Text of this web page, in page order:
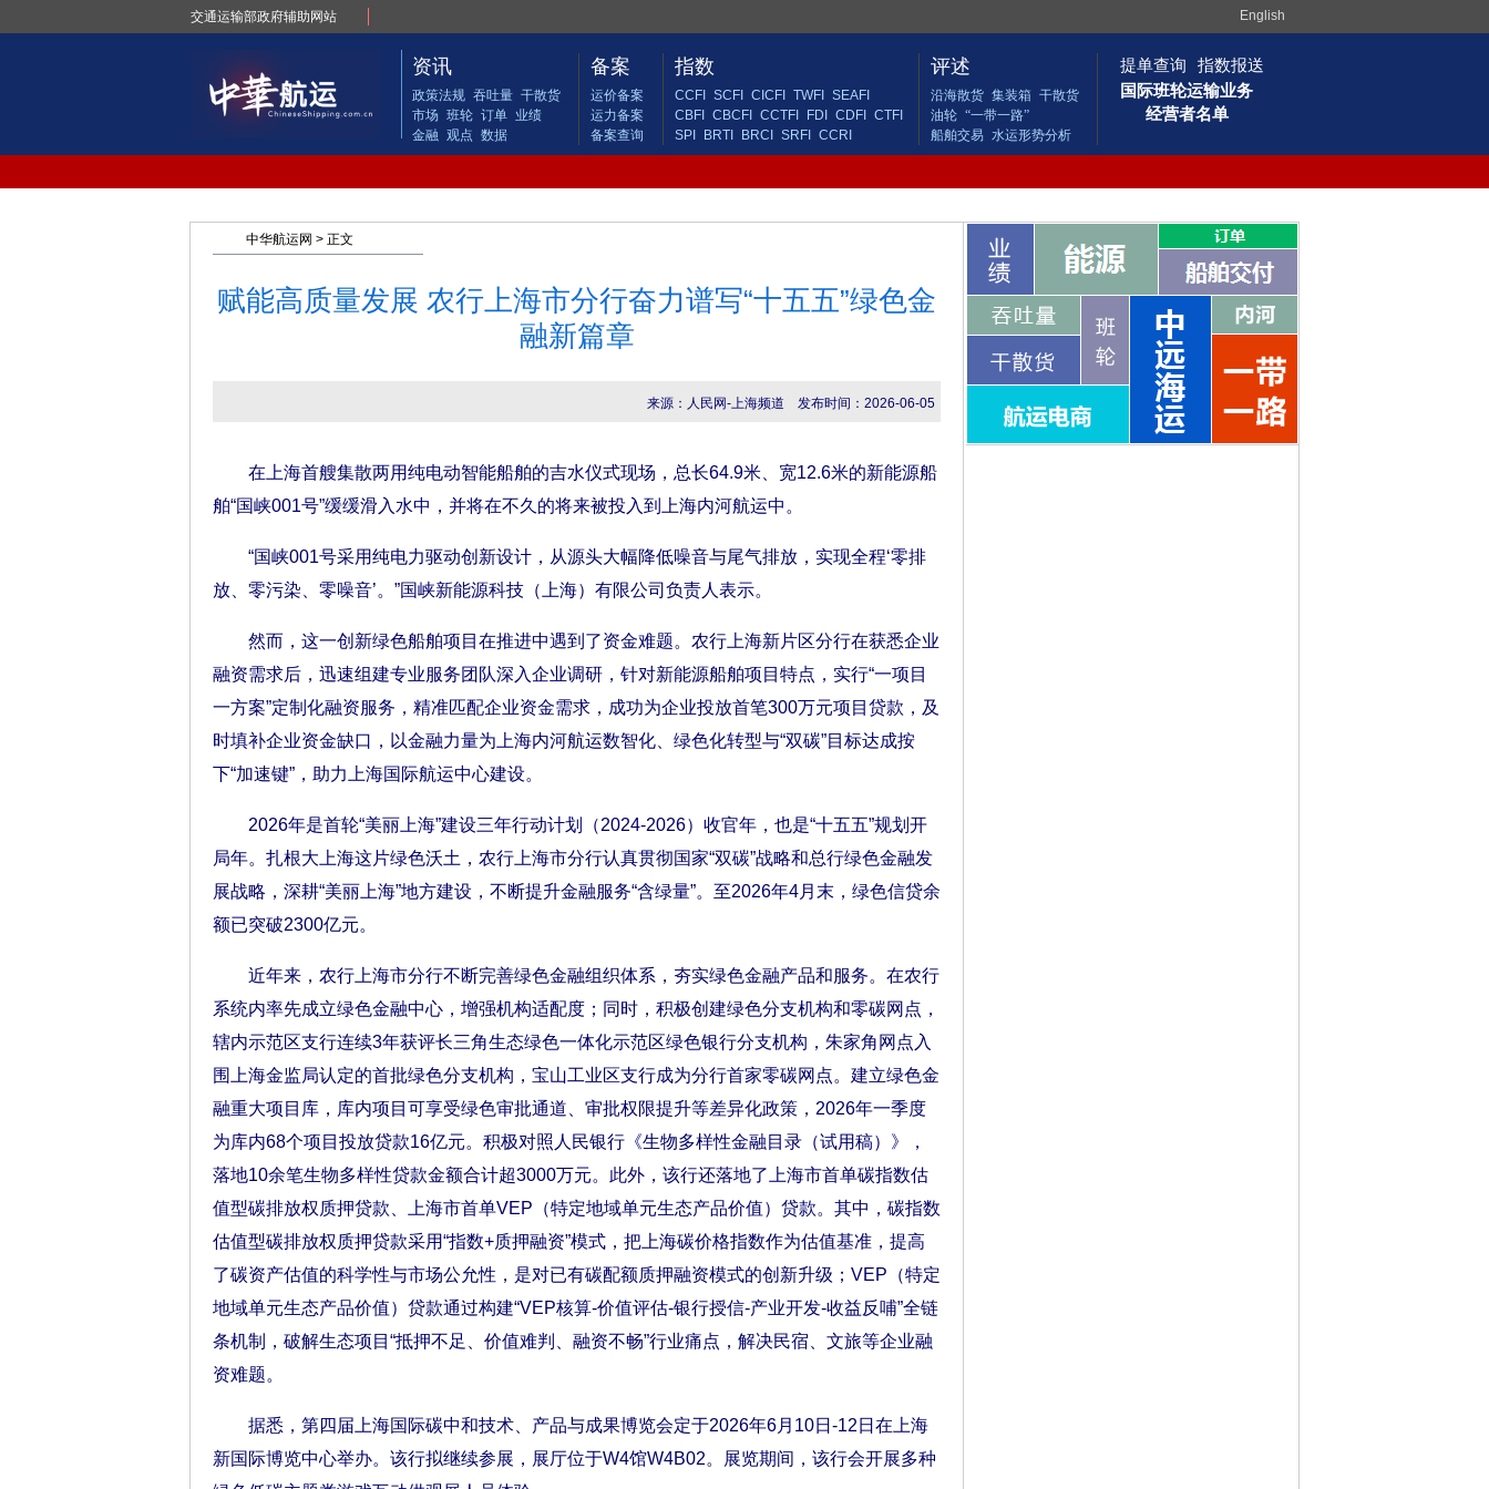
交通运输部政府辅助网站 English
资讯
政策法规 吞吐量 干散货
市场 班轮 订单 业绩
金融 观点 数据
备案
运价备案
运力备案
备案查询
指数
CCFI SCFI CICFI TWFI
SEAFI
CBFI
CBCFI CCTFI FDI CDFI
CTFI
SPI
BRTI BRCI SRFI CCRI
评述
沿海散货 集装箱 干散货
油轮 “一带一路”
船舶交易 水运形势分析
提单查询
指数报送
国际班轮运输业务
经营者名单
中华航运网 > 正文
赋能高质量发展 农行上海市分行奋力谱写“十五五”绿色金
融新篇章
来源：人民网-上海频道 发布时间：2026-06-05
在上海首艘集散两用纯电动智能船舶的吉水仪式现场，总长64.9米、宽12.6米的新能源船
舶“国峡001号”缓缓滑入水中，并将在不久的将来被投入到上海内河航运中。
“国峡001号采用纯电力驱动创新设计，从源头大幅降低噪音与尾气排放，实现全程‘零排
放、零污染、零噪音’。”国峡新能源科技（上海）有限公司负责人表示。
然而，这一创新绿色船舶项目在推进中遇到了资金难题。农行上海新片区分行在获悉企业
融资需求后，迅速组建专业服务团队深入企业调研，针对新能源船舶项目特点，实行“一项目
一方案”定制化融资服务，精准匹配企业资金需求，成功为企业投放首笔300万元项目贷款，及
时填补企业资金缺口，以金融力量为上海内河航运数智化、绿色化转型与“双碳”目标达成按
下“加速键”，助力上海国际航运中心建设。
2026年是首轮“美丽上海”建设三年行动计划（2024-2026）收官年，也是“十五五”规划开
局年。扎根大上海这片绿色沃土，农行上海市分行认真贯彻国家“双碳”战略和总行绿色金融发
展战略，深耕“美丽上海”地方建设，不断提升金融服务“含绿量”。至2026年4月末，绿色信贷余
额已突破2300亿元。
近年来，农行上海市分行不断完善绿色金融组织体系，夯实绿色金融产品和服务。在农行
系统内率先成立绿色金融中心，增强机构适配度；同时，积极创建绿色分支机构和零碳网点，
辖内示范区支行连续3年获评长三角生态绿色一体化示范区绿色银行分支机构，朱家角网点入
围上海金监局认定的首批绿色分支机构，宝山工业区支行成为分行首家零碳网点。建立绿色金
融重大项目库，库内项目可享受绿色审批通道、审批权限提升等差异化政策，2026年一季度
为库内68个项目投放贷款16亿元。积极对照人民银行《生物多样性金融目录（试用稿）》，
落地10余笔生物多样性贷款金额合计超3000万元。此外，该行还落地了上海市首单碳指数估
值型碳排放权质押贷款、上海市首单VEP（特定地域单元生态产品价值）贷款。其中，碳指数
估值型碳排放权质押贷款采用“指数+质押融资”模式，把上海碳价格指数作为估值基准，提高
了碳资产估值的科学性与市场公允性，是对已有碳配额质押融资模式的创新升级；VEP（特定
地域单元生态产品价值）贷款通过构建“VEP核算-价值评估-银行授信-产业开发-收益反哺”全链
条机制，破解生态项目“抵押不足、价值难判、融资不畅”行业痛点，解决民宿、文旅等企业融
资难题。
据悉，第四届上海国际碳中和技术、产品与成果博览会定于2026年6月10日-12日在上海
新国际博览中心举办。该行拟继续参展，展厅位于W4馆W4B02。展览期间，该行会开展多种